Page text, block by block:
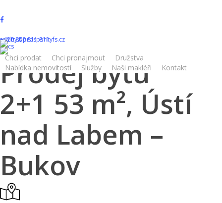
to
content
facebook
+420 800 811 811
reality@prosperityfs.cz
Chci prodat Chci pronajmout
Družstva
Nabídka nemovitostí
Služby Naši makléři Kontakt
Prodej bytu
2+1 53 m², Ústí
nad Labem –
Bukov